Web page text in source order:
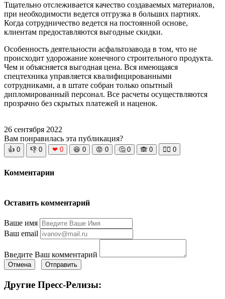
Тщательно отслеживается качество создаваемых материалов,
при необходимости ведется отгрузка в больших партиях.
Когда сотрудничество ведется на постоянной основе,
клиентам предоставляются выгодные скидки.
Особенность деятельности асфальтозавода в том, что не
происходит удорожание конечного строительного продукта.
Чем и объясняется выгодная цена. Вся имеющаяся
спецтехника управляется квалифицированными
сотрудниками, а в штате собран только опытный
дипломированный персонал. Все расчеты осуществляются
прозрачно без скрытых платежей и наценок.
26 сентября 2022
Вам понравилась эта публикация?
👍 0 👎 0 ❤ 0 😆 0 😡 0 🤔 0 🙈 0 🧘‍♀️ 0
Комментарии
Оставить комментарий
Ваше имя
Ваш email
Введите Ваш комментарий
Отмена Отправить
Другие Пресс-Релизы: